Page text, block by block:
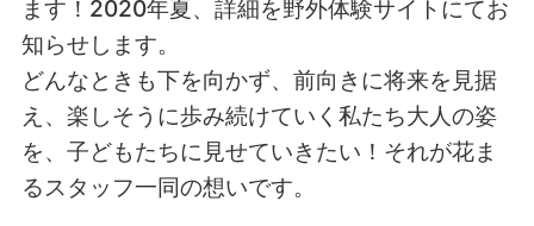
ます！2020年夏、詳細を野外体験サイトにてお
知らせします。
どんなときも下を向かず、前向きに将来を見据
え、楽しそうに歩み続けていく私たち大人の姿
を、子どもたちに見せていきたい！それが花ま
るスタッフ一同の想いです。